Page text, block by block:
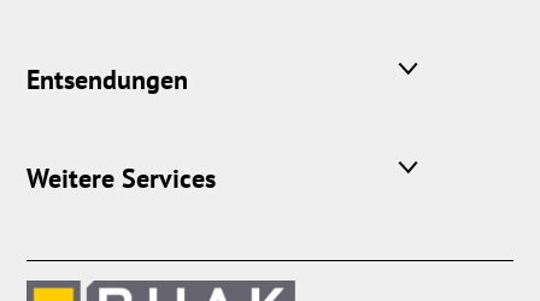
Entsendungen
Weitere Services